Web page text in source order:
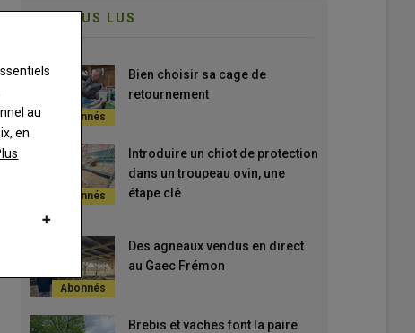
LES PLUS LUS
Bien choisir sa cage de
retournement
Introduire un chiot de protection
dans un troupeau ovin, une
étape clé
Des agneaux vendus en direct
au Gaec Frémon
Brebis et vaches font la paire
au
en